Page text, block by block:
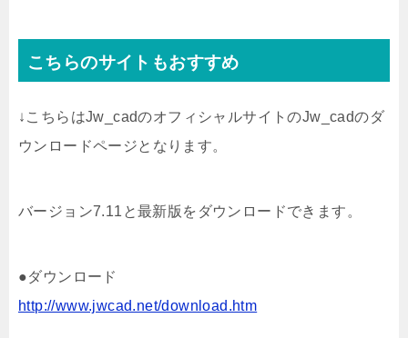
こちらのサイトもおすすめ
↓こちらはJw_cadのオフィシャルサイトのJw_cadのダ
ウンロードページとなります。
バージョン7.11と最新版をダウンロードできます。
●ダウンロード
http://www.jwcad.net/download.htm